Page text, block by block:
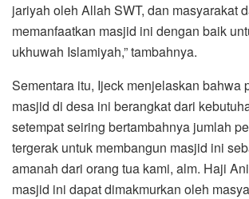
jariyah oleh Allah SWT, dan masyarakat
memanfaatkan masjid ini dengan baik
ukhuwah Islamiyah,” tambahnya.
Sementara itu, Ijeck menjelaskan bahwa
masjid di desa ini berangkat dari
setempat seiring bertambahnya jumlah
tergerak untuk membangun masjid ini
amanah dari orang tua kami, alm. Haji
masjid ini dapat dimakmurkan oleh